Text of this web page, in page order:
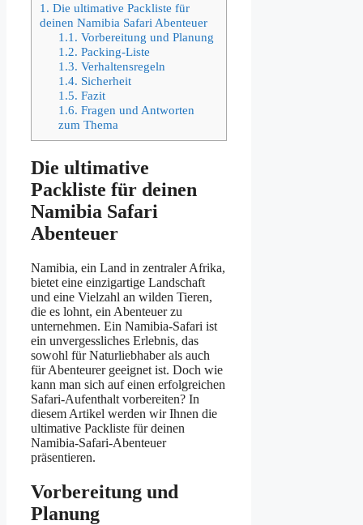
1. Die ultimative Packliste für
deinen Namibia Safari Abenteuer
1.1. Vorbereitung und Planung
1.2. Packing-Liste
1.3. Verhaltensregeln
1.4. Sicherheit
1.5. Fazit
1.6. Fragen und Antworten
zum Thema
Die ultimative
Packliste für deinen
Namibia Safari
Abenteuer
Namibia, ein Land in zentraler Afrika,
bietet eine einzigartige Landschaft
und eine Vielzahl an wilden Tieren,
die es lohnt, ein Abenteuer zu
unternehmen. Ein Namibia-Safari ist
ein unvergessliches Erlebnis, das
sowohl für Naturliebhaber als auch
für Abenteurer geeignet ist. Doch wie
kann man sich auf einen erfolgreichen
Safari-Aufenthalt vorbereiten? In
diesem Artikel werden wir Ihnen die
ultimative Packliste für deinen
Namibia-Safari-Abenteuer
präsentieren.
Vorbereitung und
Planung